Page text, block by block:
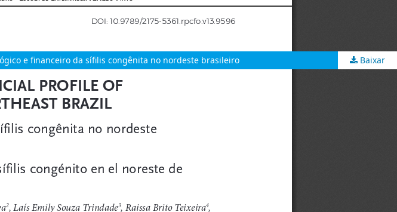
e financeiro da sífilis congênita no nordeste brasileiro Baixar